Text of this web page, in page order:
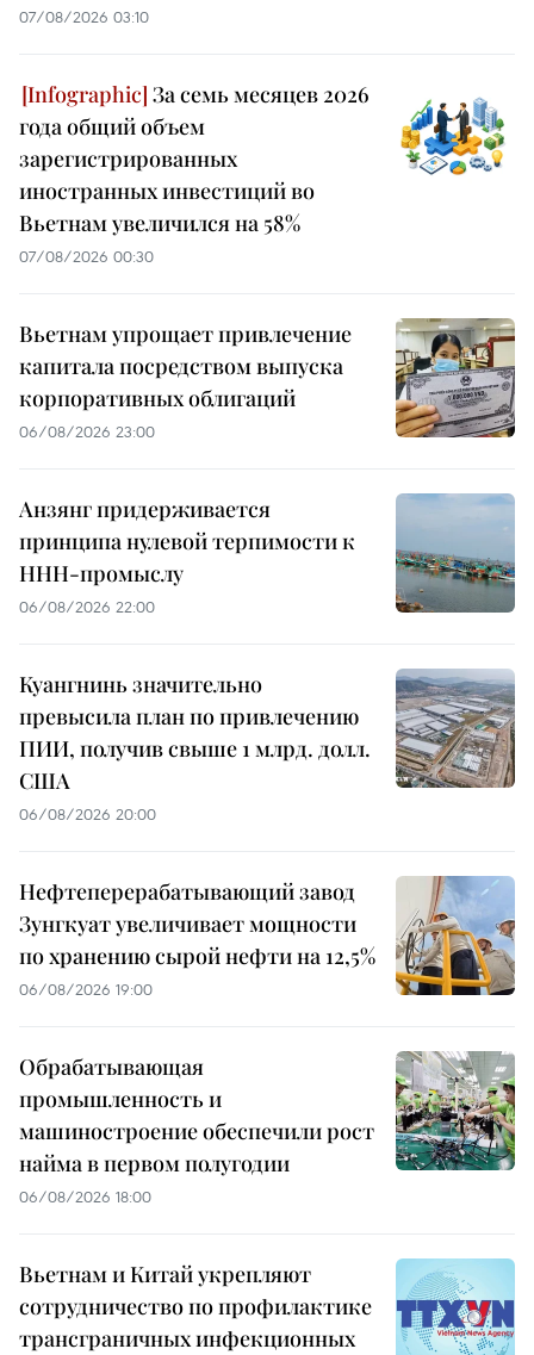
07/08/2026 03:10
За семь месяцев 2026
года общий объем
зарегистрированных
иностранных инвестиций во
Вьетнам увеличился на 58%
07/08/2026 00:30
Вьетнам упрощает привлечение
капитала посредством выпуска
корпоративных облигаций
06/08/2026 23:00
Анзянг придерживается
принципа нулевой терпимости к
ННН-промыслу
06/08/2026 22:00
Куангнинь значительно
превысила план по привлечению
ПИИ, получив свыше 1 млрд. долл.
США
06/08/2026 20:00
Нефтеперерабатывающий завод
Зунгкуат увеличивает мощности
по хранению сырой нефти на 12,5%
06/08/2026 19:00
Обрабатывающая
промышленность и
машиностроение обеспечили рост
найма в первом полугодии
06/08/2026 18:00
Вьетнам и Китай укрепляют
сотрудничество по профилактике
трансграничных инфекционных